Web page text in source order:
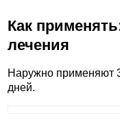
Как
лечения
Наружно применяют
дней.